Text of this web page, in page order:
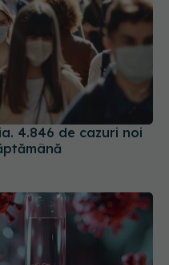
4.846 de cazuri noi